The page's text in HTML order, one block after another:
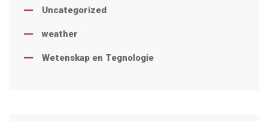
Uncategorized
weather
Wetenskap en Tegnologie